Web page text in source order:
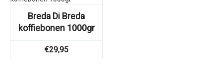
Breda Di Breda
koffiebonen 1000gr
€29,95